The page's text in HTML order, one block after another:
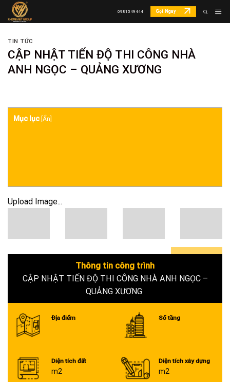
Skip
0981549444 Gọi Ngay
TIN TỨC
CẬP NHẬT TIẾN ĐỘ THI CÔNG NHÀ
ANH NGỌC – QUẢNG XƯƠNG
Mục lục Ẩn
Upload Image...
0+
Thông tin công trình
CẬP NHẬT TIẾN ĐỘ THI CÔNG NHÀ ANH NGỌC –
QUẢNG XƯƠNG
Địa điểm Số tầng
Diện tích đất
m2
Diện tích xây dựng
m2